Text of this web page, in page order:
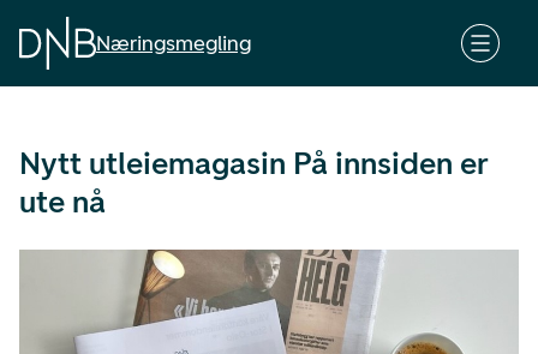
Næringsmegling
Nytt utleiemagasin På innsiden er
ute nå